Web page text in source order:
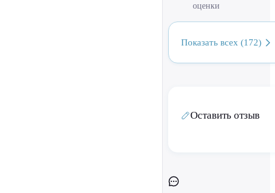
оценки
Показать всех (172)
Оставить отзыв